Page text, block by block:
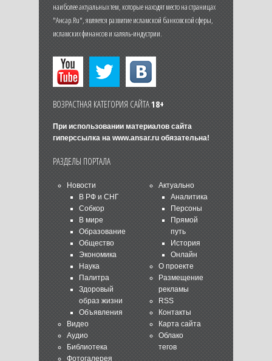
наиболее актуальных тем, которые находят место на страницах
"Ансар.Ru", является развитие исламской банковской сферы,
исламских финансов и халяль-индустрии.
ВОЗРАСТНАЯ КАТЕГОРИЯ САЙТА18+
При использовании материалов сайта
гиперссылка на www.ansar.ruобязательна!
РАЗДЕЛЫ ПОРТАЛА
Новости
В РФ и СНГ
Собкор
В мире
Образование
Общество
Экономика
Наука
Палитра
Здоровый
образ жизни
Объявления
Видео
Аудио
Библиотека
Фотогалерея
Актуально
Аналитика
Персоны
Прямой
путь
История
Онлайн
О проекте
Размещение
рекламы
RSS
Контакты
Карта сайта
Облако
тегов